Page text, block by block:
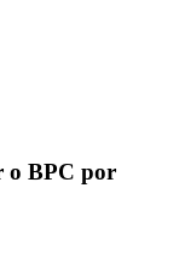
o BPC por